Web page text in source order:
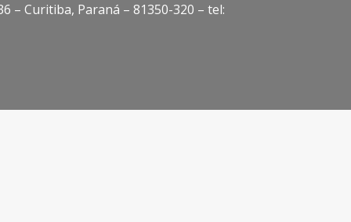
– Curitiba, Paraná – 81350-320 – tel: